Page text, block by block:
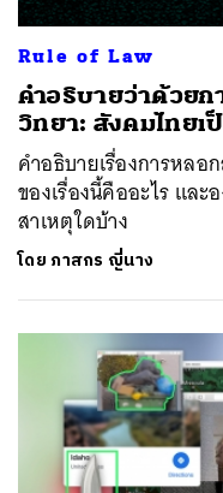
Rule of Law
คำอธิบายว่าด้วยก
วิทยา: สังคมไทย
คำอธิบายเรื่องการหล
ของเรื่องนี้คืออะไร แล
สาเหตุใดบ้าง
โดย ภาสกร ญี่นาง
SHARE